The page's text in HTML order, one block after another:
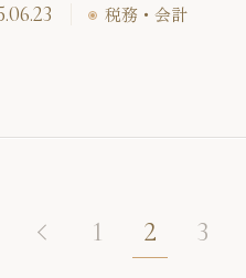
税務・会計
1 2 3